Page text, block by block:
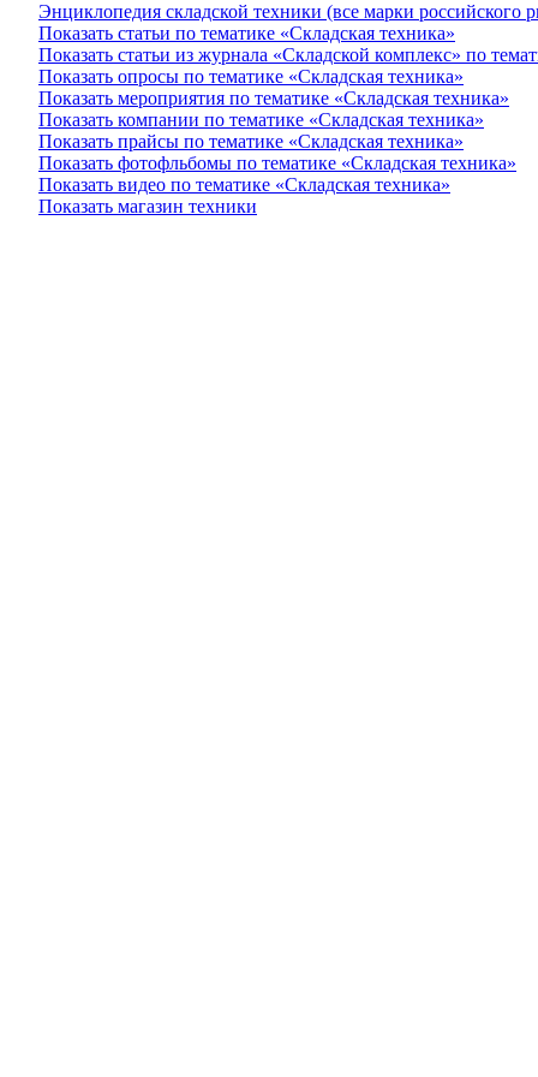
Энциклопедия складской техники (все марки российского
Показать статьи по тематике «Складская техника»
Показать статьи из журнала «Складской комплекс» по
Показать опросы по тематике «Складская техника»
Показать мероприятия по тематике «Складская техника»
Показать компании по тематике «Складская техника»
Показать прайсы по тематике «Складская техника»
Показать фотофльбомы по тематике «Складская техника»
Показать видео по тематике «Складская техника»
Показать магазин техники